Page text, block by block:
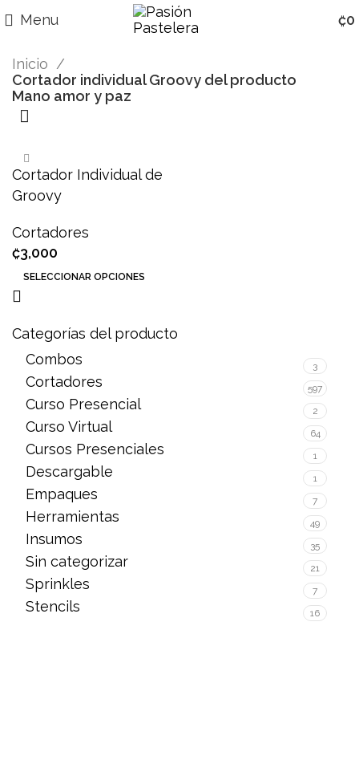
Menu ₡0
Categorías del producto
Combos
3
Cortadores 597
Curso Presencial 2
Curso Virtual 64
Cursos Presenciales 1
Descargable 1
Empaques 7
Herramientas 49
Insumos 35
Sin categorizar 21
Sprinkles 7
Stencils 16
Inicio
Cortador individual Groovy del producto
Mano amor y paz
Cortador Individual de
Groovy
Cortadores
₡3,000
SELECCIONAR OPCIONES